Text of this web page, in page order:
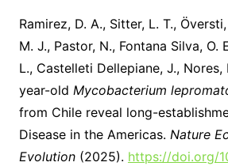
Ramirez, D. A., Sitter, L. T.,
M. J., Pastor, N., Fontana Silva, O.
L., Castelleti Dellepiane, J., Nores,
year-old Mycobacterium
from Chile reveal long-
Disease in the Americas. Nature
Evolution(2025). https://doi.org/